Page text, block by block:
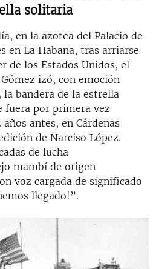
solitaria
en la azotea del Palacio de
en La Habana, tras arriarse
de los Estados Unidos, el
izó, con emoción
bandera de la estrella
fuera por primera vez
antes, en Cárdenas
de Narciso López.
de lucha
mambí de origen
voz cargada de significado
llegado!”.